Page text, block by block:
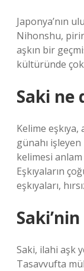
Japonya’nın
Nihonshu,
aşkın bir
kültüründe
Saki ne
Kelime
günahı işleyen
kelimesi anlam
Eşkıyaların
eşkıyaları,
Saki, ilahi aşk
Tasavvufta